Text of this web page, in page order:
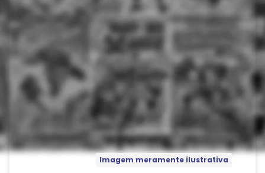
Imagem meramente ilustrativa